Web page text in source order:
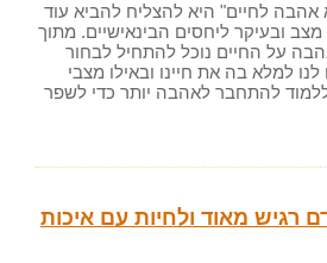
לחיים" היא להצליח להביא עוד
ובעיקר ליחסים הבינאישיים. מתוך
על החיים נוכל להתחיל לבחור
למלא בה את חיינו ובאילו מצבי
להתחבר לאהבה יותר כדי לשפר
רגיש מאוד ולחיות עם איכות